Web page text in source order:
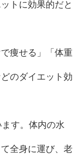
トに効果的だと
痩せる」「体重
のダイエット効
す。体内の水
全身に運び、老